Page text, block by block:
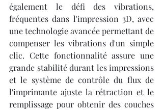
également le défi des vibrations,
fréquentes dans l'impression 3D, avec
une technologie avancée permettant de
compenser les vibrations d'un simple
clic. Cette fonctionnalité assure une
grande stabilité durant les impressions
et le système de contrôle du flux de
l'imprimante ajuste la rétraction et le
remplissage pour obtenir des couches